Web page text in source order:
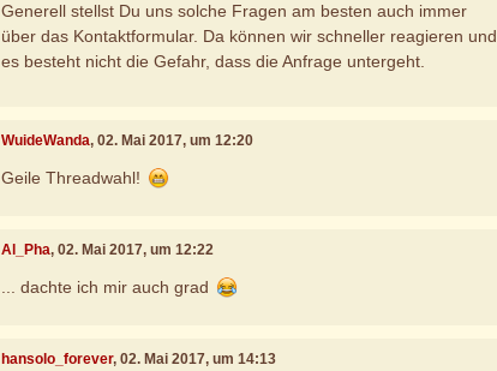
Generell stellst Du uns solche Fragen am besten auch immer
über das Kontaktformular. Da können wir schneller reagieren und
es besteht nicht die Gefahr, dass die Anfrage untergeht.
WuideWanda, 02. Mai 2017, um 12:20
Geile Threadwahl!
Al_Pha, 02. Mai 2017, um 12:22
... dachte ich mir auch grad
hansolo_forever, 02. Mai 2017, um 14:13